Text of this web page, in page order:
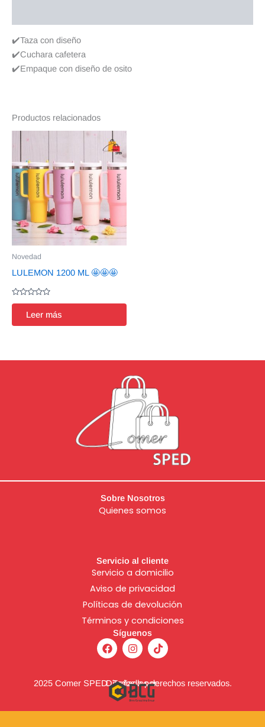
✔️Taza con diseño
✔️Cuchara cafetera
✔️Empaque con diseño de osito
Productos relacionados
Novedad
LULEMON 1200 ML 🤩🤩🤩
Valorado
de
Leer más
Sobre Nosotros
Quienes somos
Servicio al cliente
Servicio a domicilio
Aviso de privacidad
Políticas de devolución
Términos y condiciones
Síguenos
F
a
c
b
o
o
k
I
n
s
a
g
r
a
T
i
k
o
2025 Comer SPED. Todos los derechos reservados.
Diseñado por: